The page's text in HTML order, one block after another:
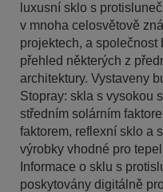
luxusní sklo s
v mnoha celosvětově
projektech, a společnost
přehled některých z
architektury. Vystaveny
Stopray: skla s vysokou
středním solárním
faktorem, reflexní sklo a
výrobky vhodné pro
Informace o sklu s
poskytovány digitálně